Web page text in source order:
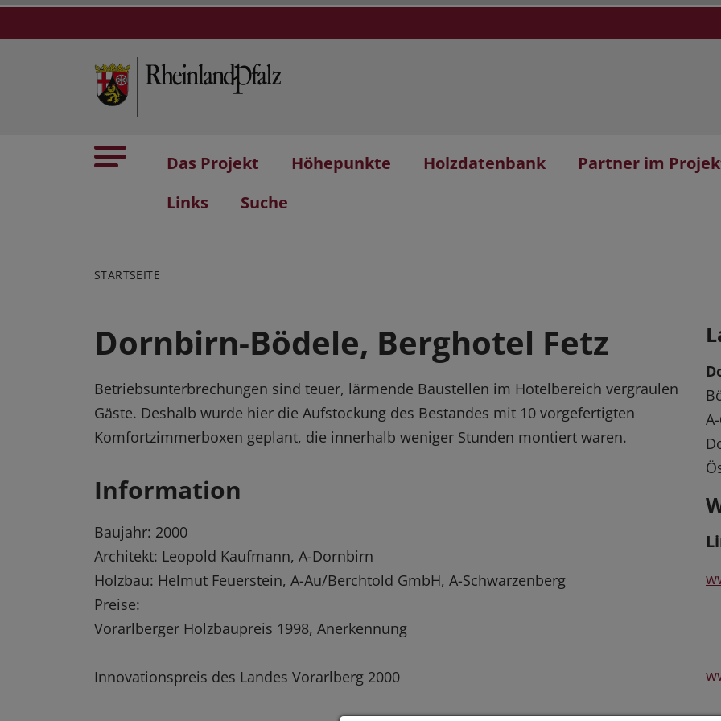
Das Projekt Höhepunkte Holzdatenbank
Partner im
Links
Suche
STARTSEITE
Dornbirn-Bödele, Berghotel Fetz
Betriebsunterbrechungen sind teuer, lärmende Baustellen im Hotelbereich vergraulen
Gäste. Deshalb wurde hier die Aufstockung des Bestandes mit 10 vorgefertigten
Komfortzimmerboxen geplant, die innerhalb weniger Stunden montiert waren.
Information
Baujahr: 2000
Architekt: Leopold Kaufmann, A-Dornbirn
Holzbau: Helmut Feuerstein, A-Au/Berchtold GmbH, A-Schwarzenberg
Preise:
Vorarlberger Holzbaupreis 1998, Anerkennung
Innovationspreis des Landes Vorarlberg 2000